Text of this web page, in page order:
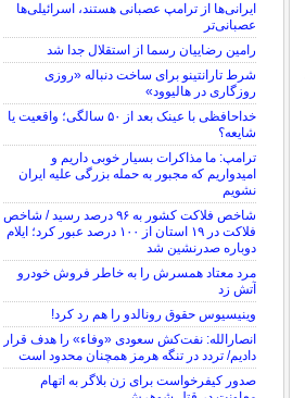
ایرانی‌ها از ترامپ عصبانی هستند، اسرائیلی‌ها
عصبانی‌تر
رامین رضاییان رسما از استقلال جدا شد
شرط تارانتینو برای ساخت دنباله «روزی
روزگاری در هالیوود»
خداحافظی با عینک بعد از ۵۰ سالگی؛ واقعیت یا
شایعه؟
ترامپ: ما مذاکرات بسیار خوبی داریم و
امیدواریم که مجبور به حمله بزرگی علیه ایران
نشویم
شاخص فلاکت کشور به ۹۶ درصد رسید / شاخص
فلاکت در ۱۹ استان از ۱۰۰ درصد عبور کرد؛ ایلام
دوباره صدرنشین شد
مرد معتاد همسرش را به خاطر فروش خودرو
آتش زد
وینیسیوس حقوق رونالدو را هم رد کرد!
انصارالله: نفت‌کش سعودی «وفاء» را هدف قرار
دادیم/ تردد در تنگه هرمز همچنان محدود است
صدور کیفرخواست برای زن بلاگر به اتهام